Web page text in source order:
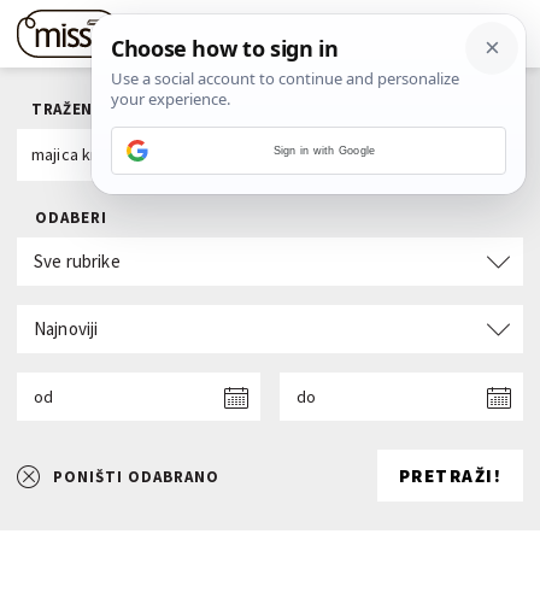
TRAŽENI POJAM
ODABERI
Sve rubrike
Najnoviji
od do
PONIŠTI ODABRANO PRETRAŽI!
Sign in with Google